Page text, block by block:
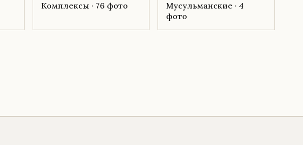
Комплексы · 76 фото
Мусульманские · 4
фото